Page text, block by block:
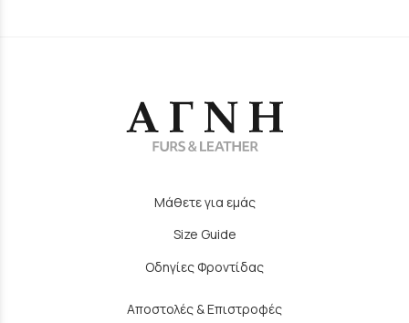
Μάθετε για εμάς
Size Guide
Οδηγίες Φροντίδας
Αποστολές & Επιστροφές